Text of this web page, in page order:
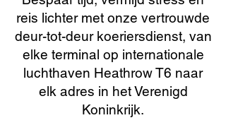
reis lichter met onze vertrouwde
deur-tot-deur koeriersdienst, van
elke terminal op internationale
luchthaven Heathrow T6 naar
elk adres in het Verenigd
Koninkrijk.